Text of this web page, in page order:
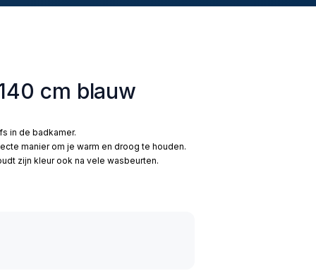
cm blauw
in de badkamer.
manier om je warm en droog te houden.
zijn kleur ook na vele wasbeurten.